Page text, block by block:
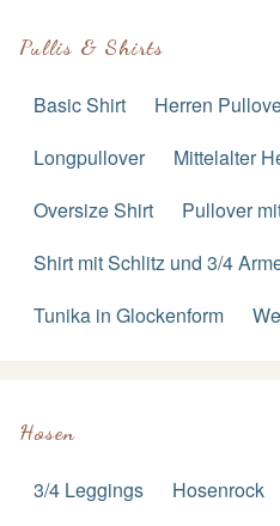
Pullis & Shirts
Basic Shirt Herren
Longpullover
Mittelalter
Oversize Shirt
Pullover
Shirt mit Schlitz und 3/4
Tunika in Glockenform
Hosen
3/4 Leggings Hosenrock